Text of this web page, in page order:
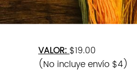
VALOR:$19.00
(No incluye envío $4)